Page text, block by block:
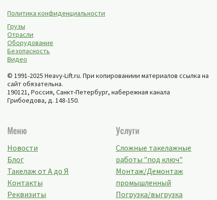
Политика конфиденциальности
Грузы
Отрасли
Оборудование
Безопасность
Видео
© 1991-2025 Heavy-Lift.ru. При копированиии материалов ссылка на
сайт обязательна.
190121, Россия, Санкт-Петербург, набережная канала
Грибоедова, д. 148-150.
Меню
Новости
Блог
Такелаж от А до Я
Контакты
Реквизиты
Услуги
Сложные такелажные
работы "под ключ"
Монтаж/Демонтаж
промышленный
Погрузка/выгрузка